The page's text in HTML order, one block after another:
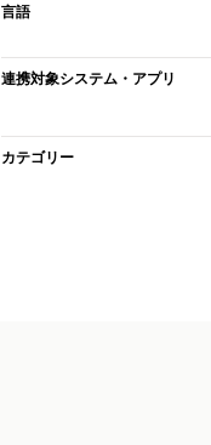
言語
連携対象システム・アプリ
カテゴリー